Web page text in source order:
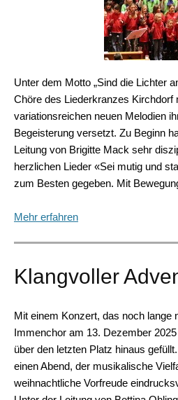
Unter dem Motto „Sind die Lichter
Chöre des Liederkranzes Kirchdorf
variationsreichen neuen Melodien
Begeisterung versetzt. Zu Beginn
Leitung von Brigitte Mack sehr
herzlichen Lieder «Sei mutig und
zum Besten gegeben. Mit
Mehr erfahren
Klangvoller
Mit einem Konzert, das noch lange
Immenchor am 13. Dezember
über den letzten Platz hinaus
einen Abend, der musikalische
weihnachtliche Vorfreude